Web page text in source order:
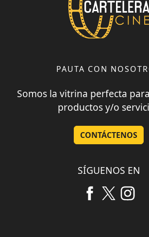
PAUTA CON
Somos la vitrina perfecta
productos y/o
CONTÁCTENOS
SÍGUENOS EN